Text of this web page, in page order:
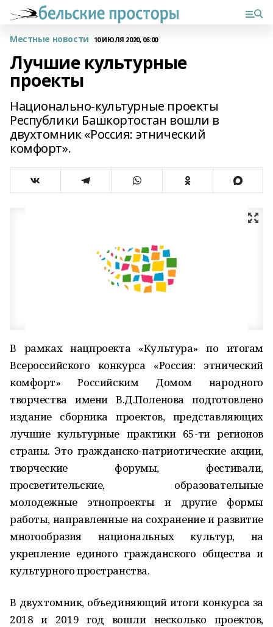
Местные новости 10 ИЮЛЯ 2020, 06:00
Лучшие культурные
проекты
Национально-культурные проекты
Республики Башкортостан вошли в
двухтомник «Россия: этнический
комфорт».
В рамках нацпроекта «Культура» по итогам
Всероссийского конкурса «Россия: этнический
комфорт» Российским Домом народного
творчества имени В.Д.Поленова подготовлено
издание сборника проектов, представляющих
лучшие культурные практики 65-ти регионов
страны. Это гражданско-патриотические акции,
творческие форумы, фестивали,
просветительские, образовательные
молодежные этнопроекты и другие формы
работы, направленные на сохранение и развитие
многообразия национальных культур, на
укрепление единого гражданского общества и
культурного пространства.
В двухтомник, объединяющий итоги конкурса за
2018 и 2019 год вошли несколько проектов,